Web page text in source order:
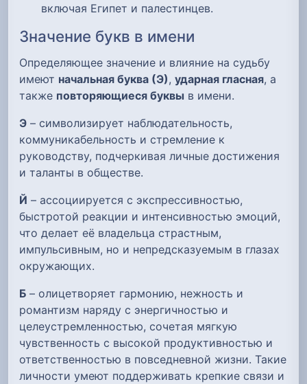
включая Египет и палестинцев.
Значение букв в имени
Определяющее значение и влияние на судьбу
имеют начальная буква (Э), ударная гласная, а
также повторяющиеся буквы в имени.
Э – символизирует наблюдательность,
коммуникабельность и стремление к
руководству, подчеркивая личные достижения
и таланты в обществе.
Й – ассоциируется с экспрессивностью,
быстротой реакции и интенсивностью эмоций,
что делает её владельца страстным,
импульсивным, но и непредсказуемым в глазах
окружающих.
Б – олицетворяет гармонию, нежность и
романтизм наряду с энергичностью и
целеустремленностью, сочетая мягкую
чувственность с высокой продуктивностью и
ответственностью в повседневной жизни. Такие
личности умеют поддерживать крепкие связи и